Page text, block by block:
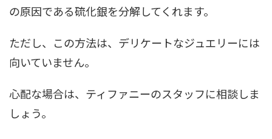
の原因である硫化銀を分解してくれます。
ただし、この方法は、デリケートなジュエリーには
向いていません。
心配な場合は、ティファニーのスタッフに相談しま
しょう。